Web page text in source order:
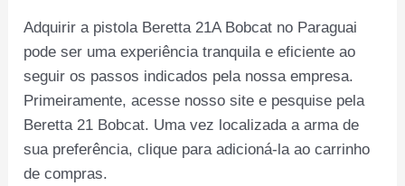
Adquirir a pistola Beretta 21A Bobcat no Paraguai
pode ser uma experiência tranquila e eficiente ao
seguir os passos indicados pela nossa empresa.
Primeiramente, acesse nosso site e pesquise pela
Beretta 21 Bobcat. Uma vez localizada a arma de
sua preferência, clique para adicioná-la ao carrinho
de compras.